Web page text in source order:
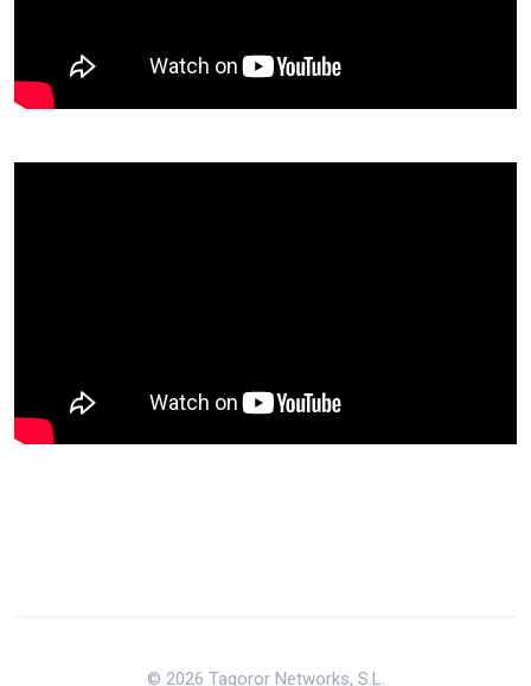
© 2026 Tagoror Networks, S.L.